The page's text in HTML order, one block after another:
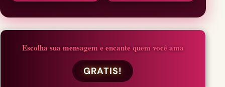
Escolha sua mensagem e encante quem você ama
GRATIS!